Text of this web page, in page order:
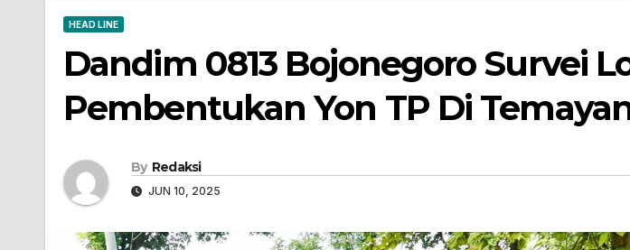
HEAD LINE
Dandim 0813 Bojonegoro Survei
Pembentukan Yon TP Di
By Redaksi
JUN 10, 2025